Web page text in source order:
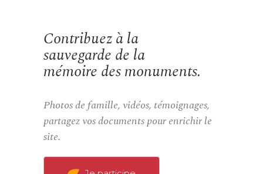
Contribuez à la
sauvegarde de la
mémoire des monuments.
Photos de famille, vidéos, témoignages,
partagez vos documents pour enrichir le
site.